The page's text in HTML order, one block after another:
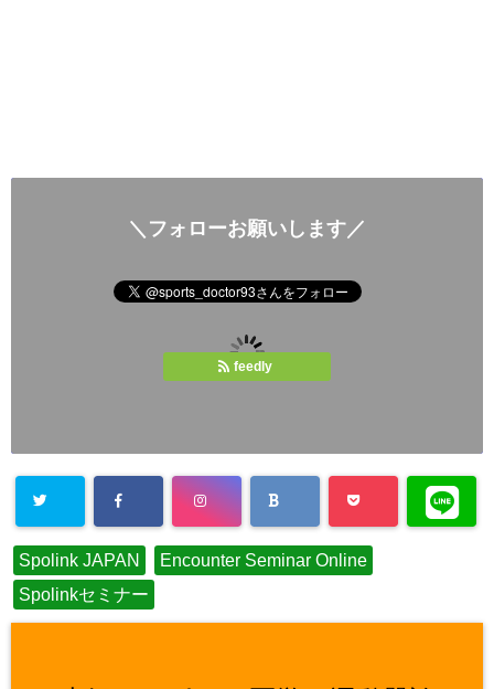
＼フォローお願いします／
feedly
Spolink JAPAN
Encounter Seminar Online
Spolinkセミナー